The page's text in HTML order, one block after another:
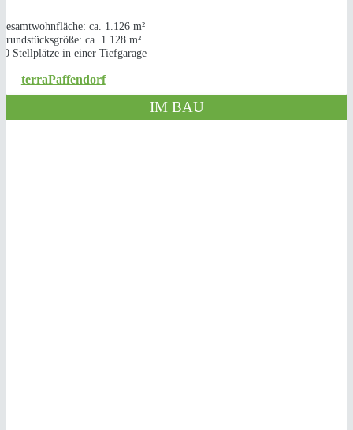
ca. 1.126 m²
ca. 1.128 m²
Stellplätze in einer Tiefgarage
terraPaffendorf
IM BAU